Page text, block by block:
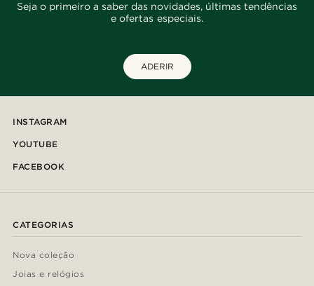
Seja o primeiro a saber das novidades, últimas tendências
e ofertas especiais.
ADERIR
INSTAGRAM
YOUTUBE
FACEBOOK
CATEGORIAS
Nova coleção
Joias e relógios